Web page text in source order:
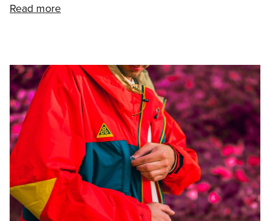
Read more